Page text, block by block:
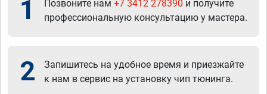
1 Позвоните нам +7 3412 278390 и получите
профессиональную консультацию у мастера.
2
Запишитесь на удобное время и приезжайте
к нам в сервис на установку чип тюнинга.